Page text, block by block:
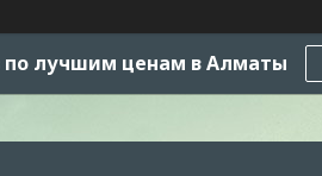
по лучшим ценам в Алматы